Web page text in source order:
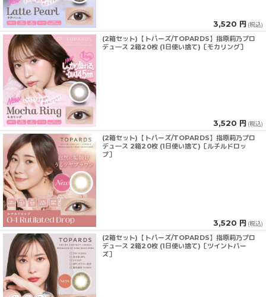
3,520 円 (税込)
(2箱セット)【トパーズ/TOPARDS】指原莉乃プロ
デュ―ス 2箱20枚 (1日使い捨て)［モカリング］
3,520 円 (税込)
(2箱セット)【トパーズ/TOPARDS】指原莉乃プロ
デュ―ス 2箱20枚 (1日使い捨て)［ルチルドロッ
プ］
3,520 円 (税込)
(2箱セット)【トパーズ/TOPARDS】指原莉乃プロ
デュ―ス 2箱20枚 (1日使い捨て)［ツイントパー
ズ］